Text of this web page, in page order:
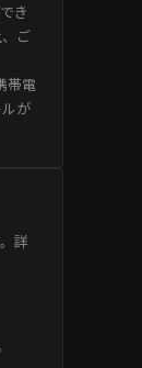
き
ご
帯電
が
詳